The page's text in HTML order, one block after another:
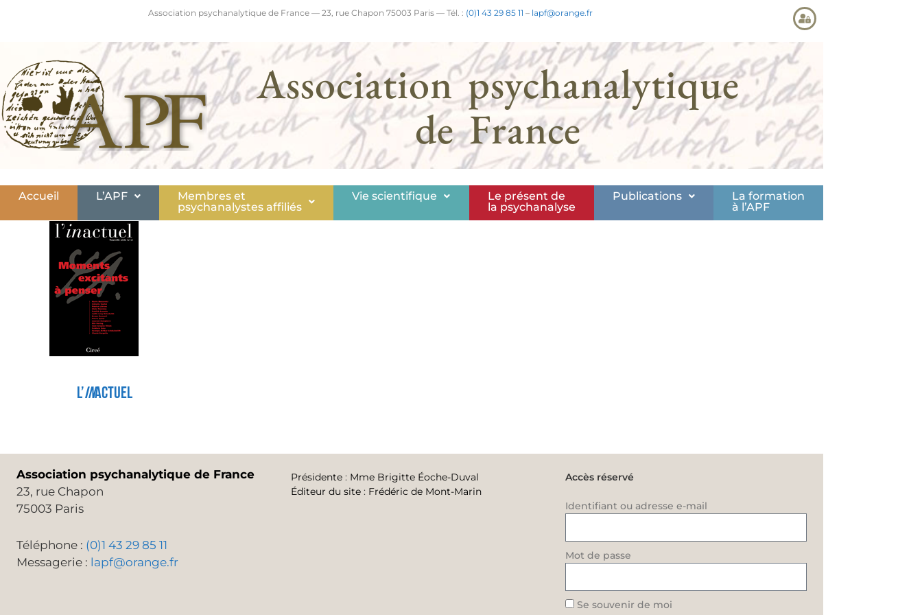
Association psychanalytique de France — 23, rue Chapon 75003 Paris — Tél. : (0)1 43 29 85 11 – lapf@orange.fr
Association psychanalytique
de France
Accueil L’APF
Membres et
psychanalystes affiliés
Vie scientifique
Le présent de
la psychanalyse
Publications
La formation
à l’APF
l’inactuel
Association psychanalytique de France
23, rue Chapon
75003 Paris
Téléphone : (0)1 43 29 85 11
Messagerie : lapf@orange.fr
Présidente: Mme Brigitte Éoche-Duval
Éditeur du site: Frédéric de Mont-Marin
Accès réservé
Identifiant ou adresse e-mail
Mot de passe
Se souvenir de moi